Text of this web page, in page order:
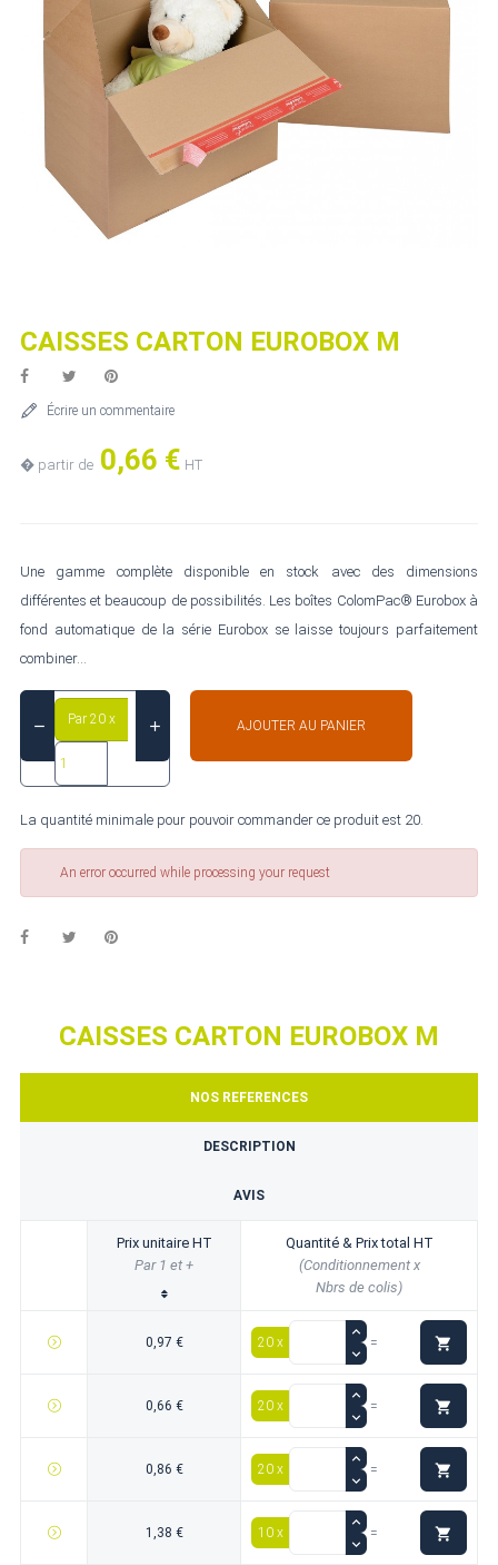
CAISSES CARTON EUROBOX M
Écrire un commentaire
� partir de 0,66 € HT
Une gamme complète disponible en stock avec des dimensions
différentes et beaucoup de possibilités. Les boîtes ColomPac® Eurobox à
fond automatique de la série Eurobox se laisse toujours parfaitement
combiner...
Par 20 x AJOUTER AU PANIER
La quantité minimale pour pouvoir commander ce produit est 20.
An error occurred while processing your request
CAISSES CARTON EUROBOX M
NOS REFERENCES
DESCRIPTION
AVIS
Prix unitaire HT
Par 1 et +
Quantité & Prix total HT
(Conditionnement x
Nbrs de colis)
0,97 € 20 x = 
0,66 € 20 x = 
0,86 € 20 x = 
1,38 € 10 x = 